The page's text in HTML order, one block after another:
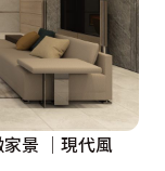
家景 │現代風